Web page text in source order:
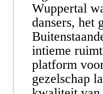
Wuppertal
dansers, het
intieme
platform
gezelschap